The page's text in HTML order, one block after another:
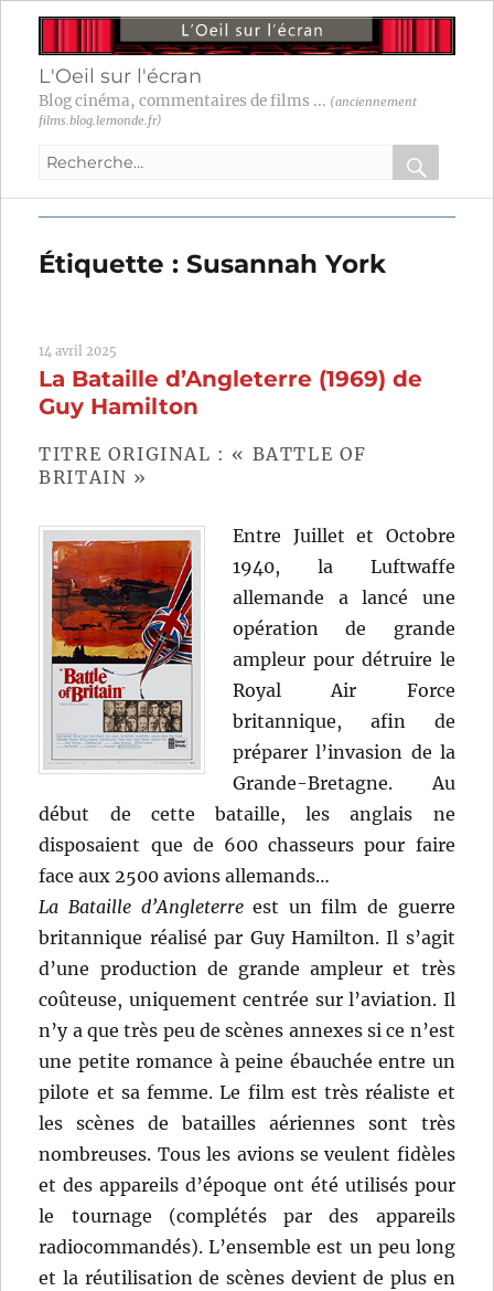
L'Oeil sur l'écran
Blog cinéma, commentaires de films ... (anciennement
films.blog.lemonde.fr)
Recherche
:
OK
Étiquette :Susannah York
14 avril 2025
La Bataille d’Angleterre (1969) de
Guy Hamilton
TITRE ORIGINAL : « BATTLE OF
BRITAIN »
Entre Juillet et Octobre
1940, la Luftwaffe
allemande a lancé une
opération de grande
ampleur pour détruire le
Royal Air Force
britannique, afin de
préparer l’invasion de la
Grande-Bretagne. Au
début de cette bataille, les anglais ne
disposaient que de 600 chasseurs pour faire
face aux 2500 avions allemands…
La Bataille d’Angleterreest un film de guerre
britannique réalisé par Guy Hamilton. Il s’agit
d’une production de grande ampleur et très
coûteuse, uniquement centrée sur l’aviation. Il
n’y a que très peu de scènes annexes si ce n’est
une petite romance à peine ébauchée entre un
pilote et sa femme. Le film est très réaliste et
les scènes de batailles aériennes sont très
nombreuses. Tous les avions se veulent fidèles
et des appareils d’époque ont été utilisés pour
le tournage (complétés par des appareils
radiocommandés). L’ensemble est un peu long
et la réutilisation de scènes devient de plus en